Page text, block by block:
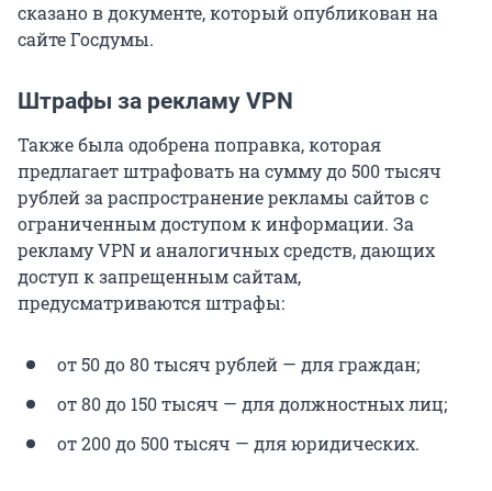
сказано в документе, который опубликован на
сайте Госдумы.
Штрафы за рекламу VPN
Также была одобрена поправка, которая
предлагает штрафовать на сумму до 500 тысяч
рублей за распространение рекламы сайтов с
ограниченным доступом к информации. За
рекламу VPN и аналогичных средств, дающих
доступ к запрещенным сайтам,
предусматриваются штрафы:
от 50 до 80 тысяч рублей — для граждан;
от 80 до 150 тысяч — для должностных лиц;
от 200 до 500 тысяч — для юридических.